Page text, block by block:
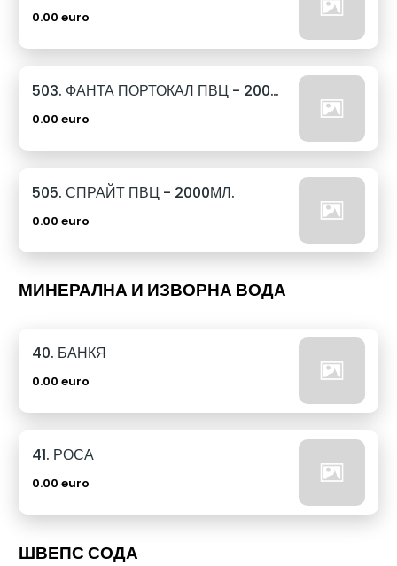
0.00 euro
503. ФАНТА ПОРТОКАЛ ПВЦ - 2000МЛ.
0.00 euro
505. СПРАЙТ ПВЦ - 2000МЛ.
0.00 euro
МИНЕРАЛНА И ИЗВОРНА ВОДА
40. БАНКЯ
0.00 euro
41. РОСА
0.00 euro
ШВЕПС СОДА